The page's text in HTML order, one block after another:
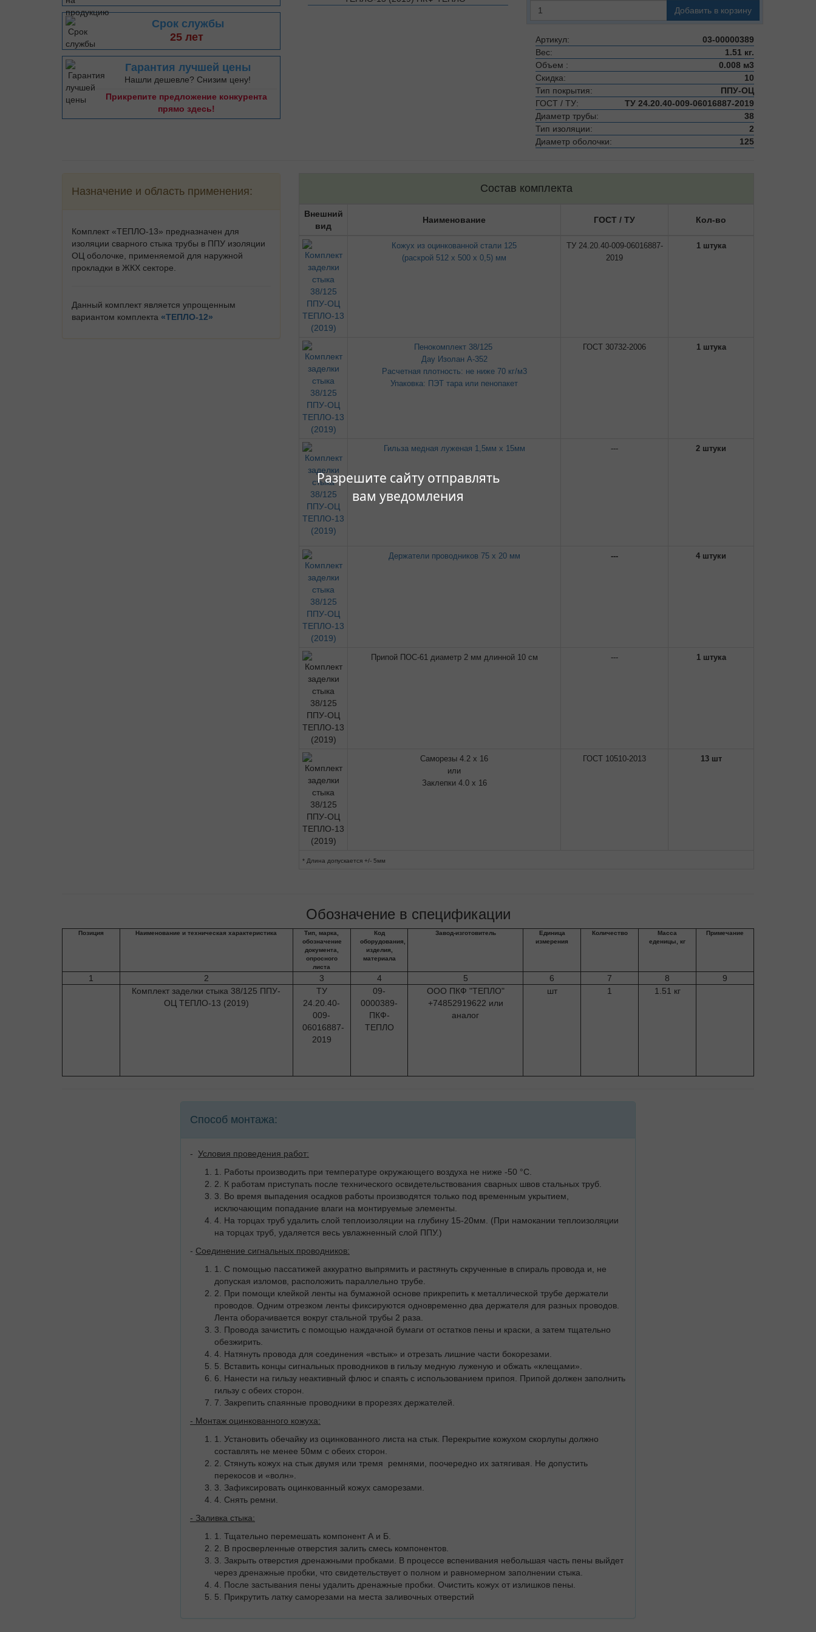
Разрешите сайту отправлять
вам уведомления
Срок службы
25 лет
Гарантия лучшей цены
Нашли дешевле? Снизим цену!
Прикрепите предложение конкурента
прямо здесь!
Добавить в корзину
Артикул:
03-00000389
Вес:
1.51 кг.
Объем :
0.008 м3
Скидка:
10
Тип покрытия:
ППУ-ОЦ
ГОСТ / ТУ:
ТУ 24.20.40-009-06016887-2019
Диаметр трубы:
38
Тип изоляции:
2
Диаметр оболочки:
125
Назначение и область применения:
Комплект «ТЕПЛО-13» предназначен для
изоляции сварного стыка трубы в ППУ изоляции
ОЦ оболочке, применяемой для наружной
прокладки в ЖКХ секторе.
Данный комплект является упрощенным
вариантом комплекта «ТЕПЛО-12»
Состав комплекта
Внешний
вид
Наименование ГОСТ / ТУ Кол-во
Кожух из оцинкованной стали 125
(раскрой 512 х 500 х 0,5) мм
ТУ 24.20.40-009-06016887-
2019
1 штука
Пенокомплект 38/125
Дау Изолан А-352
Расчетная плотность: не ниже 70 кг/м3
Упаковка: ПЭТ тара или пенопакет
ГОСТ 30732-2006 1 штука
Гильза медная луженая 1,5мм х 15мм --- 2 штуки
Держатели проводников 75 х 20 мм --- 4 штуки
Припой ПОС-61 диаметр 2 мм длинной 10 см --- 1 штука
Саморезы 4.2 х 16
или
Заклепки 4.0 х 16
ГОСТ 10510-2013 13 шт
* Длина допускается +/- 5мм
Обозначение в спецификации
Позиция Наименование и техническая характеристика
Тип, марка,
обозначение
документа,
опросного
листа
Код
оборудования,
изделия,
материала
Завод-изготовитель
Единица
измерения
Количество
Масса
еденицы, кг
Примечание
1 2 3 4 5 6 7 8
9
Комплект заделки стыка 38/125 ППУ-
ОЦ ТЕПЛО-13 (2019)
ТУ
24.20.40-
009-
06016887-
2019
09-
0000389-
ПКФ-
ТЕПЛО
ООО ПКФ "ТЕПЛО"
+74852919622 или
аналог
шт 1 1.51 кг
Способ монтажа:
- Условия проведения работ:
1. Работы производить при температуре окружающего воздуха не ниже -50 °C.
2. К работам приступать после технического освидетельствования сварных швов стальных труб.
3. Во время выпадения осадков работы производятся только под временным укрытием,
исключающим попадание влаги на монтируемые элементы.
4. На торцах труб удалить слой теплоизоляции на глубину 15-20мм. (При намокании теплоизоляции
на торцах труб, удаляется весь увлажненный слой ППУ.)
- Соединение сигнальных проводников:
1. С помощью пассатижей аккуратно выпрямить и растянуть скрученные в спираль провода и, не
допуская изломов, расположить параллельно трубе.
2. При помощи клейкой ленты на бумажной основе прикрепить к металлической трубе держатели
проводов. Одним отрезком ленты фиксируются одновременно два держателя для разных проводов.
Лента оборачивается вокруг стальной трубы 2 раза.
3. Провода зачистить с помощью наждачной бумаги от остатков пены и краски, а затем тщательно
обезжирить.
4. Натянуть провода для соединения «встык» и отрезать лишние части бокорезами.
5. Вставить концы сигнальных проводников в гильзу медную луженую и обжать «клещами».
6. Нанести на гильзу неактивный флюс и спаять с использованием припоя. Припой должен заполнить
гильзу с обеих сторон.
7. Закрепить спаянные проводники в прорезях держателей.
- Монтаж оцинкованного кожуха:
1. Установить обечайку из оцинкованного листа на стык. Перекрытие кожухом скорлупы должно
составлять не менее 50мм с обеих сторон.
2. Стянуть кожух на стык двумя или тремя ремнями, поочередно их затягивая. Не допустить
перекосов и «волн».
3. Зафиксировать оцинкованный кожух саморезами.
4. Снять ремни.
- Заливка стыка:
1. Тщательно перемешать компонент А и Б.
2. В просверленные отверстия залить смесь компонентов.
3. Закрыть отверстия дренажными пробками. В процессе вспенивания небольшая часть пены выйдет
через дренажные пробки, что свидетельствует о полном и равномерном заполнении стыка.
4. После застывания пены удалить дренажные пробки. Очистить кожух от излишков пены.
5. Прикрутить латку саморезами на места заливочных отверстий